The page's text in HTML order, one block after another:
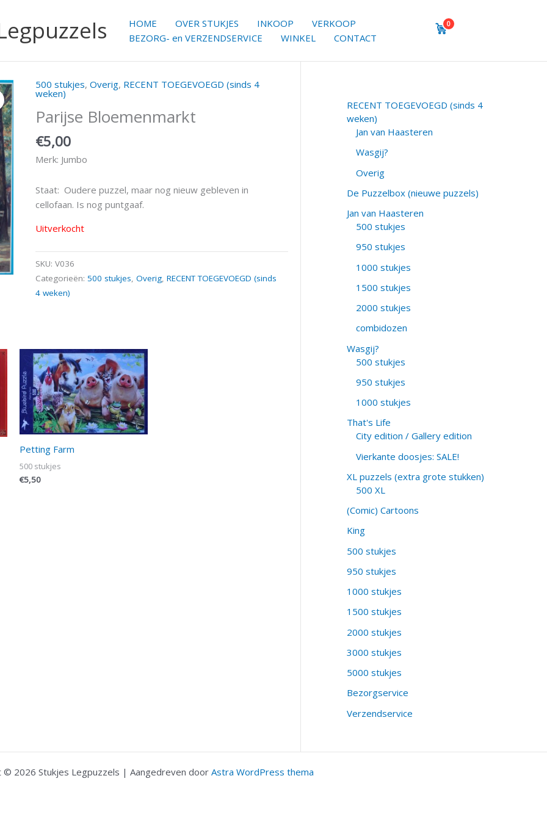
HOME OVER STUKJES INKOOP
VERKOOP
BEZORG- en VERZENDSERVICE
WINKEL CONTACT
0
500 stukjes, Overig, RECENT TOEGEVOEGD (sinds 4
weken)
Parijse Bloemenmarkt
€5,00
Merk: Jumbo
Staat: Oudere puzzel, maar nog nieuw gebleven in
cellofaan. Is nog puntgaaf.
Uitverkocht
SKU: V036
Categorieën: 500 stukjes, Overig, RECENT TOEGEVOEGD (sinds
4 weken)
Petting Farm
500 stukjes
€5,50
RECENT TOEGEVOEGD (sinds 4
weken)
Jan van Haasteren
Wasgij?
Overig
De Puzzelbox (nieuwe puzzels)
Jan van Haasteren
500 stukjes
950 stukjes
1000 stukjes
1500 stukjes
2000 stukjes
combidozen
Wasgij?
500 stukjes
950 stukjes
1000 stukjes
That's Life
City edition / Gallery edition
Vierkante doosjes: SALE!
XL puzzels (extra grote stukken)
500 XL
(Comic) Cartoons
King
500 stukjes
950 stukjes
1000 stukjes
1500 stukjes
2000 stukjes
3000 stukjes
5000 stukjes
Bezorgservice
Verzendservice
© 2026 Stukjes Legpuzzels | Aangedreven doorAstra WordPress thema